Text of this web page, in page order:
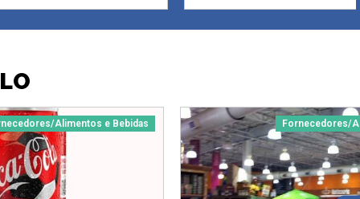
Alimentos e Bebidas Fornecedores/